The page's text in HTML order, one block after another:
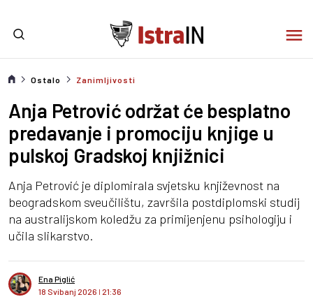
Ostalo Zanimljivosti
Anja Petrović održat će besplatno
predavanje i promociju knjige u
pulskoj Gradskoj knjižnici
Anja Petrović je diplomirala svjetsku književnost na
beogradskom sveučilištu, završila postdiplomski studij
na australijskom koledžu za primijenjenu psihologiju i
učila slikarstvo.
Ena Piglić
18 Svibanj 2026 I 21:36